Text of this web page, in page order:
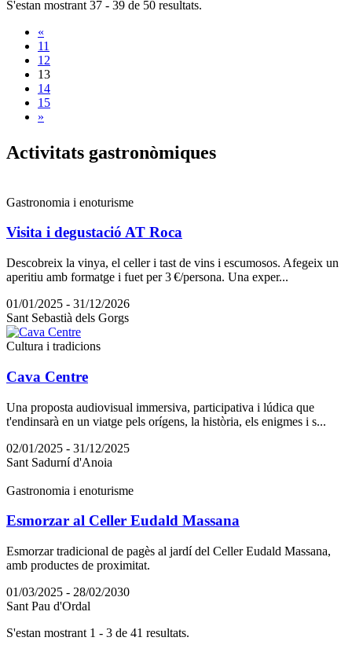
S'estan mostrant 37 - 39 de 50 resultats.
«
11
12
13
14
15
»
Activitats gastronòmiques
Gastronomia i enoturisme
Visita i degustació AT Roca
Descobreix la vinya, el celler i tast de vins i escumosos. Afegeix un
aperitiu amb formatge i fuet per 3 €/persona. Una exper...
01/01/2025 - 31/12/2026
Sant Sebastià dels Gorgs
Cultura i tradicions
Cava Centre
Una proposta audiovisual immersiva, participativa i lúdica que
t'endinsarà en un viatge pels orígens, la història, els enigmes i s...
02/01/2025 - 31/12/2025
Sant Sadurní d'Anoia
Gastronomia i enoturisme
Esmorzar al Celler Eudald Massana
Esmorzar tradicional de pagès al jardí del Celler Eudald Massana,
amb productes de proximitat.
01/03/2025 - 28/02/2030
Sant Pau d'Ordal
S'estan mostrant 1 - 3 de 41 resultats.